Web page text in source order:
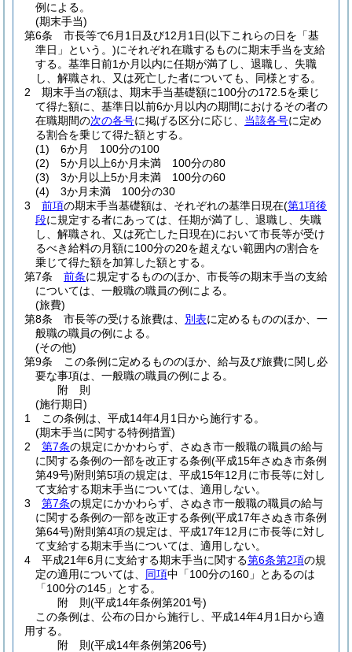
例による。
(期末手当)
第6条
市長等で6月1日及び12月1日(以下これらの日を「基
準日」という。)にそれぞれ在職するものに期末手当を支給
する。 基準日前1か月以内に任期が満了し、退職し、失職
し、解職され、又は死亡した者についても、同様とする。
2
期末手当の額は、期末手当基礎額に100分の172.5を乗じ
て得た額に、基準日以前6か月以内の期間におけるその者の
在職期間の次の各号に掲げる区分に応じ、 当該各号に定め
る割合を乗じて得た額とする。
(1)
6か月 100分の100
(2)
5か月以上6か月未満 100分の80
(3)
3か月以上5か月未満 100分の60
(4)
3か月未満 100分の30
3
前項の期末手当基礎額は、それぞれの基準日現在(第1項後
段に規定する者にあっては、任期が満了し、退職し、失職
し、解職され、又は死亡した日現在)において市長等が受け
るべき給料の月額に100分の20を超えない範囲内の割合を
乗じて得た額を加算した額とする。
第7条
前条に規定するもののほか、市長等の期末手当の支給
については、一般職の職員の例による。
(旅費)
第8条
市長等の受ける旅費は、 別表に定めるもののほか、一
般職の職員の例による。
(その他)
第9条
この条例に定めるもののほか、給与及び旅費に関し必
要な事項は、一般職の職員の例による。
附 則
(施行期日)
1
この条例は、平成14年4月1日から施行する。
(期末手当に関する特例措置)
2
第7条の規定にかかわらず、さぬき市一般職の職員の給与
に関する条例の一部を改正する条例(平成15年さぬき市条例
第49号)附則第5項の規定は、平成15年12月に市長等に対し
て支給する期末手当については、適用しない。
3
第7条の規定にかかわらず、さぬき市一般職の職員の給与
に関する条例の一部を改正する条例(平成17年さぬき市条例
第64号)附則第4項の規定は、平成17年12月に市長等に対し
て支給する期末手当については、適用しない。
4
平成21年6月に支給する期末手当に関する第6条第2項の規
定の適用については、 同項中「100分の160」とあるのは
「100分の145」とする。
附 則(平成14年条例第201号)
この条例は、公布の日から施行し、平成14年4月1日から適
用する。
附 則(平成14年条例第206号)